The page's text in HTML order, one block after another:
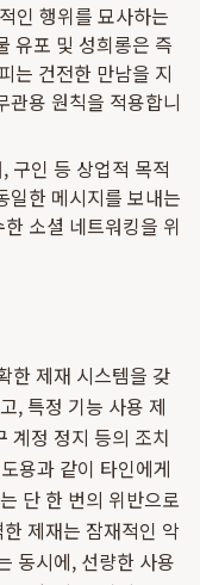
인 행위를 묘사하는
유포 및 성희롱은 즉
는 건전한 만남을 지
관용 원칙을 적용합니
구인 등 상업적 목적
일한 메시지를 보내는
소셜 네트워킹을 위
한 제재 시스템을 갖
, 특정 기능 사용 제
계정 정지 등의 조치
용과 같이 타인에게
단 한 번의 위반으로
제재는 잠재적인 악
동시에, 선량한 사용